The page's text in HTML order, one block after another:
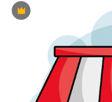
Premium